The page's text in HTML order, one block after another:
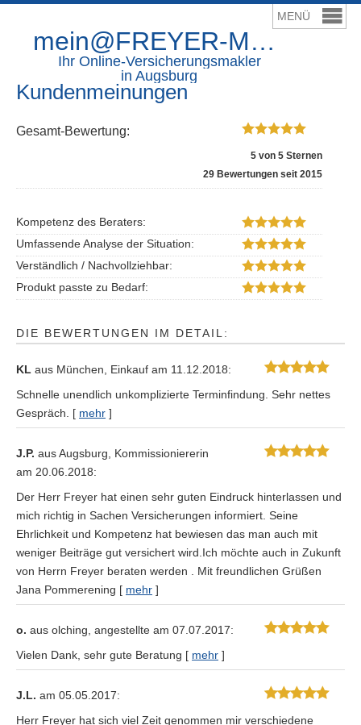
mein@FREYER-Makler.de
Ihr Online-Ver­sicherungs­makler
in Augsburg
Kundenmeinungen
Gesamt-Bewertung:
5 von 5 Sternen
29 Bewertungen seit 2015
Kompetenz des Beraters:
Umfassende Analyse der Situation:
Verständlich / Nachvollziehbar:
Produkt passte zu Bedarf:
DIE BEWERTUNGEN IM DETAIL:
KL aus München , Einkauf am 11.12.2018:
Schnelle unendlich unkomplizierte Terminfindung. Sehr nettes
Gespräch. [ mehr ]
J.P. aus Augsburg , Kommissioniererin
am 20.06.2018:
Der Herr Freyer hat einen sehr guten Eindruck hinterlassen und
mich richtig in Sachen Versicherungen informiert. Seine
Ehrlichkeit und Kompetenz hat bewiesen das man auch mit
weniger Beiträge gut versichert wird.Ich möchte auch in Zukunft
von Herrn Freyer beraten werden . Mit freundlichen Grüßen
Jana Pommerening [ mehr ]
o. aus olching , angestellte am 07.07.2017:
Vielen Dank, sehr gute Beratung [ mehr ]
J.L. am 05.05.2017:
Herr Freyer hat sich viel Zeit genommen mir verschiedene